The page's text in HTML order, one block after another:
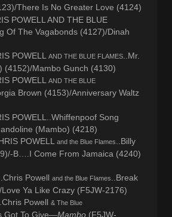
There Is No Greater Love (4124)
POWELL AND THE BLUE
Of The Vagabonds (4127)/Dinah
POWELL
AND THE BLUE FLAMES
..Mr.
(4152)/Mambo Gunch (4130)
POWELL
AND THE BLUE
Brown (4153)/Anniversary Waltz
POWELL..Whiffenpoof Song
(Mambo) (4218)
POWELL
and the Blue Flames
..Billy
B….I Come From Jamaica (4240)
Powell and the Blue Flames
..Break
Ya Like Crazy (F5JW-2176)
Powell & The Blue
Got To Give—Mambo (F5JW-